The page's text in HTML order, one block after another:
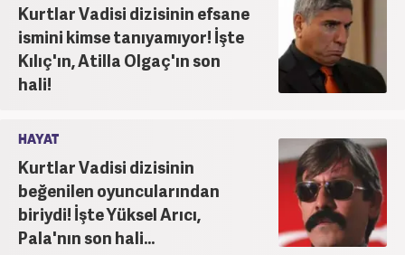
Kurtlar Vadisi dizisinin efsane
ismini kimse tanıyamıyor! İşte
Kılıç'ın, Atilla Olgaç'ın son
hali!
HAYAT
Kurtlar Vadisi dizisinin
beğenilen oyuncularından
biriydi! İşte Yüksel Arıcı,
Pala'nın son hali...